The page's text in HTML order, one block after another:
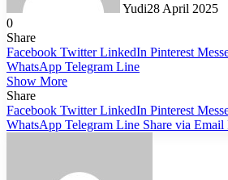
Yudi28 April 2025
0
Share
Facebook Twitter LinkedIn Pinterest
WhatsApp Telegram Line
Show More
Share
Facebook Twitter LinkedIn Pinterest
WhatsApp Telegram Line Share via Email